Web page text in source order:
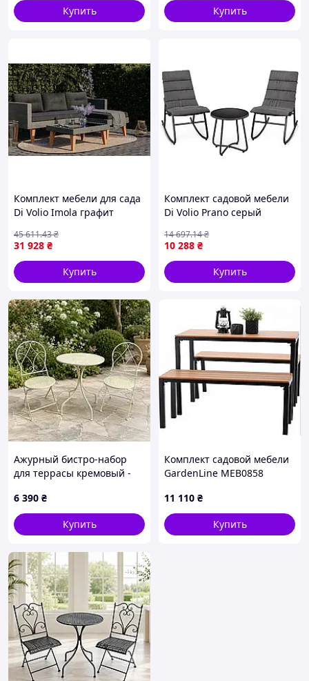
Купить
Купить
Комплект мебели для сада
Di Volio Imola графит
31 928 ₴
45 611.43₴
Купить
Комплект садовой мебели
Di Volio Prano серый
10 288 ₴
14 697.14₴
Купить
Ажурный бистро-набор
для террасы кремовый -
стула Гранд Презент
GP0059C
6 390 ₴
Купить
Комплект садовой мебели
GardenLine MEB0858
лавки MDR
11 110 ₴
Купить